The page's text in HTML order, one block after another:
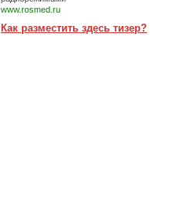
www.rosmed.ru
Как разместить здесь тизер?